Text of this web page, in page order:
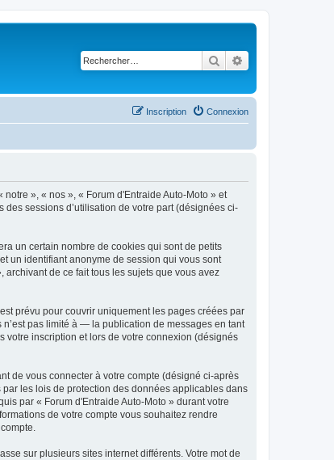
Rechercher
Connexion
Inscription
», « nos », « Forum d'Entraide Auto-Moto » et
sessions d’utilisation de votre part (désignées ci-
un certain nombre de cookies qui sont de petits
un identifiant anonyme de session qui vous sont
de ce fait tous les sujets que vous avez
prévu pour couvrir uniquement les pages créées par
pas limité à — la publication de messages en tant
votre inscription et lors de votre connexion (désignés
de vous connecter à votre compte (désigné ci-après
les lois de protection des données applicables dans
par « Forum d'Entraide Auto-Moto » durant votre
de votre compte vous souhaitez rendre
sur plusieurs sites internet différents. Votre mot de